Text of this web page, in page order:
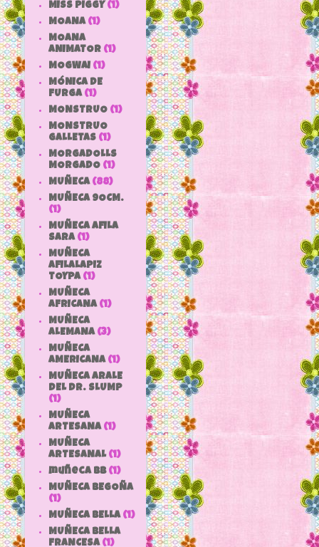
MISS PIGGY (1)
MOANA (1)
MOANA
ANIMATOR (1)
MOGWAI (1)
MÓNICA DE
FURGA (1)
MONSTRUO (1)
MONSTRUO
GALLETAS (1)
MORGADOLLS
MORGADO (1)
MUÑECA (88)
MUÑECA 9OCM.
(1)
MUÑECA AFILA
SARA (1)
MUÑECA
AFILALAPIZ
TOYPA (1)
MUÑECA
AFRICANA (1)
MUÑECA
ALEMANA (3)
MUÑECA
AMERICANA (1)
MUÑECA ARALE
DEL DR. SLUMP
(1)
MUÑECA
ARTESANA (1)
MUÑECA
ARTESANAL (1)
muñeca bb (1)
MUÑECA BEGOÑA
(1)
MUÑECA BELLA (1)
MUÑECA BELLA
FRANCESA (1)